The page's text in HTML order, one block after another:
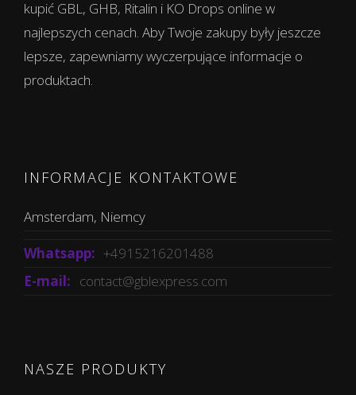
kupić GBL, GHB, Ritalin i KO Drops online w
najlepszych cenach. Aby Twoje zakupy były jeszcze
lepsze, zapewniamy wyczerpujące informacje o
produktach.
INFORMACJE KONTAKTOWE
Amsterdam, Niemcy
Whatsapp: +4915216201488
E-mail: contact@gblexpress.com
NASZE PRODUKTY